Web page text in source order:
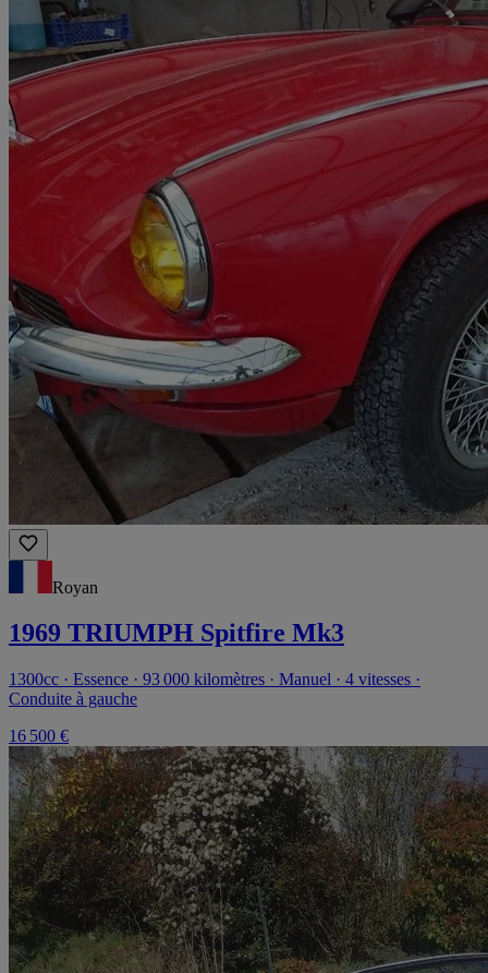
Royan
1969 TRIUMPH Spitfire Mk3
1300cc · Essence · 93 000 kilomètres · Manuel · 4 vitesses ·
Conduite à gauche
16 500 €